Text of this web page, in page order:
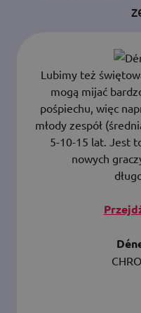
Lubimy też
mogą mijać
pośpiechu, więc
młody zespół
5-10-15 lat. Jest
nowych